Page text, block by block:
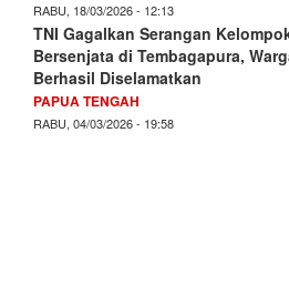
RABU, 18/03/2026 - 12:13
TNI Gagalkan Serangan
Bersenjata di Tembagapura,
Berhasil Diselamatkan
PAPUA TENGAH
RABU, 04/03/2026 - 19:58